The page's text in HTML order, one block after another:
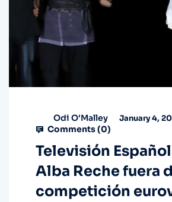
Odi O'Malley January 4,
Comments (0)
Televisión
Alba Reche fuera
competición